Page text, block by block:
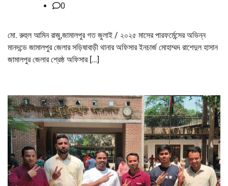
0
মো. রুহুল আমিন রাজু,জামালপুর গত জুলাই / ২০২৫ মাসের পারফর্মেন্সের অভিন্ন
মানদন্ডে জামালপুর জেলার সড়িষাবাড়ী থানার অফিসার ইনচার্জ মোহাম্মদ রাশেদুল হাসান
জামালপুর জেলার শ্রেষ্ঠ অফিসার […]